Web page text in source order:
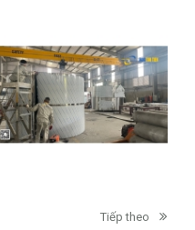
Tiếp theo